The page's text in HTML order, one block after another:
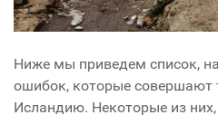
Ниже мы приведем список,
ошибок, которые совершают
Исландию. Некоторые из